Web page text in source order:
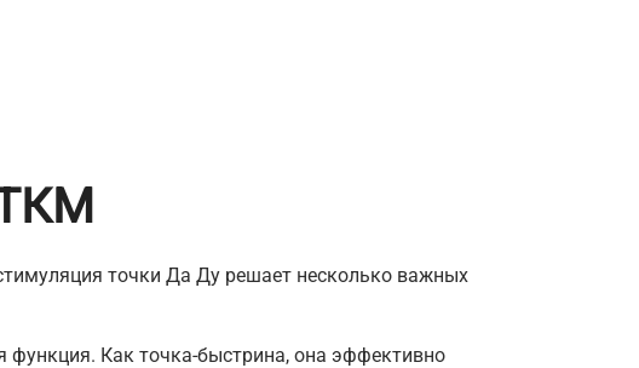
точки Да Ду решает несколько важных
Как точка-быстрина, она эффективно